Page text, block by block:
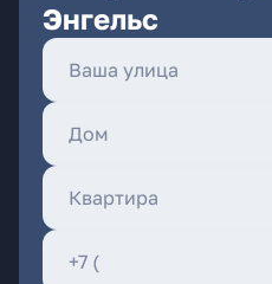
Энгельс